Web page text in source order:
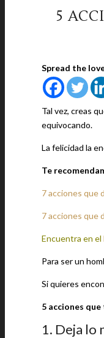
5
Spread the
Tal vez, creas
equivocando.
La felicidad la
Te
7 acciones que
7 acciones que
Encuentra en el
Para ser un
Si quieres
5 acciones
1. Deja lo